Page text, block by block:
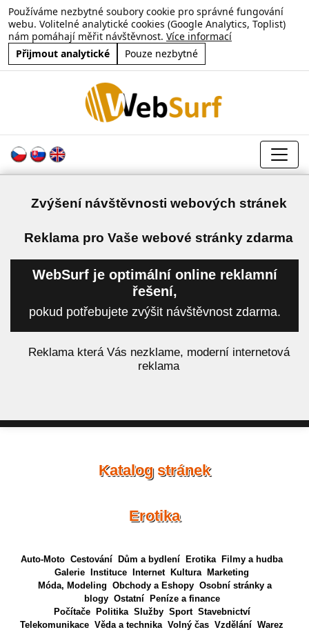
Používáme nezbytné soubory cookie pro správné fungování
webu. Volitelné analytické cookies (Google Analytics, Toplist)
nám pomáhají měřit návštěvnost. Více informací
Přijmout analytické
Pouze nezbytné
Zvýšení návštěvnosti webových stránek
Reklama pro Vaše webové stránky zdarma
WebSurf je optimální online reklamní
řešení,
pokud potřebujete zvýšit návštěvnost zdarma.
Reklama která Vás nezklame, moderní internetová
reklama
Katalog stránek
Erotika
Auto-Moto Cestování Dům a bydlení Erotika
Filmy a hudba
Galerie
Instituce Internet Kultura
Marketing
Móda, Modeling Obchody a Eshopy Osobní stránky a
blogy Ostatní
Peníze a finance
Počítače
Politika Služby Sport Stavebnictví
Telekomunikace Věda a technika Volný čas Vzdělání Warez